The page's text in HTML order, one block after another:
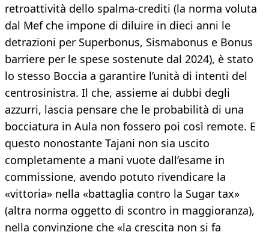
retroattività dello spalma-crediti (la norma voluta
dal Mef che impone di diluire in dieci anni le
detrazioni per Superbonus, Sismabonus e Bonus
barriere per le spese sostenute dal 2024), è stato
lo stesso Boccia a garantire l’unità di intenti del
centrosinistra. Il che, assieme ai dubbi degli
azzurri, lascia pensare che le probabilità di una
bocciatura in Aula non fossero poi così remote. E
questo nonostante Tajani non sia uscito
completamente a mani vuote dall’esame in
commissione, avendo potuto rivendicare la
«vittoria» nella «battaglia contro la Sugar tax»
(altra norma oggetto di scontro in maggioranza),
nella convinzione che «la crescita non si fa